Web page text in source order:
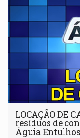
LOCAÇÃO DE
resíduos de
Águia Entulhos